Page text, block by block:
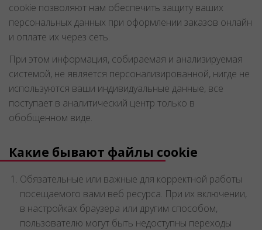
cookie позволяют нам обеспечить защиту ваших
персональных данных при оформлении заказов онлайн
и оплате их через сеть.
При этом информация, собираемая и анализируемая
системой, не является персонализированной, нигде не
используются ваши индивидуальные данные, все
поступает в аналитический центр только в
обобщенном виде.
Какие бывают файлы cookie
Обязательные или важные для корректной работы
посещаемого вами веб ресурса. При их включении,
в настройках браузера или другим способом,
пользователю могут быть недоступны переходы